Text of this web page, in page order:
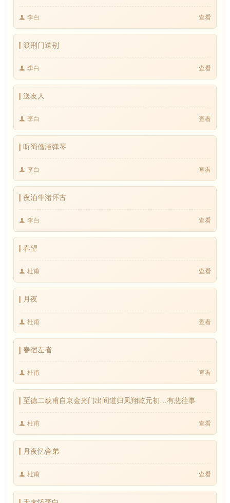
李白 查看
渡荆门送别
李白 查看
送友人
李白 查看
听蜀僧濬弹琴
李白 查看
夜泊牛渚怀古
李白 查看
春望
杜甫 查看
月夜
杜甫 查看
春宿左省
杜甫 查看
至德二载甫自京金光门出间道归凤翔乾元初…有悲往事
杜甫 查看
月夜忆舍弟
杜甫 查看